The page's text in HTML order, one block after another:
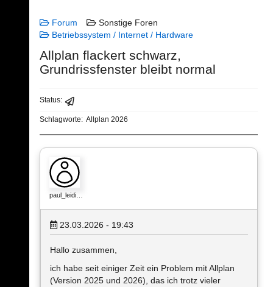
Forum
Sonstige Foren
Betriebssystem / Internet / Hardware
Allplan flackert schwarz,
Grundrissfenster bleibt normal
Status:
Schlagworte: Allplan 2026
paul_leidi…
23.03.2026 - 19:43
Hallo zusammen,
ich habe seit einiger Zeit ein Problem mit Allplan
(Version 2025 und 2026), das ich trotz vieler